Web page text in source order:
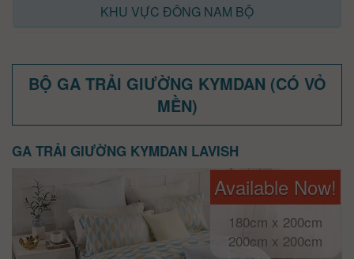
KHU VỰC ĐÔNG NAM BỘ
BỘ GA TRẢI GIƯỜNG KYMDAN (CÓ VỎ
MỀN)
GA TRẢI GIƯỜNG KYMDAN LAVISH
Available Now!
180cm x 200cm
200cm x 200cm